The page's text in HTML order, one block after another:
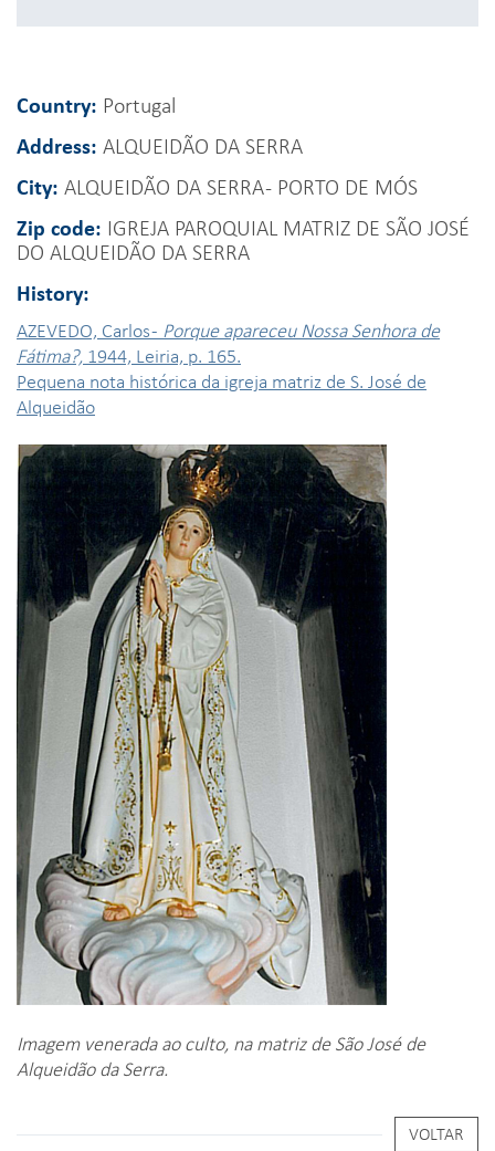
Country: Portugal
Address: ALQUEIDÃO DA SERRA
City: ALQUEIDÃO DA SERRA - PORTO DE MÓS
Zip code: IGREJA PAROQUIAL MATRIZ DE SÃO JOSÉ
DO ALQUEIDÃO DA SERRA
History:
AZEVEDO, Carlos - Porque apareceu Nossa Senhora de
Fátima?, 1944, Leiria, p. 165.
Pequena nota histórica da igreja matriz de S. José de
Alqueidão
Imagem venerada ao culto, na matriz de São José de
Alqueidão da Serra.
VOLTAR